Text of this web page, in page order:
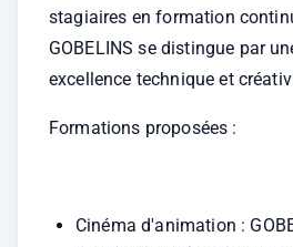
stagiaires en formation
GOBELINS se distingue par
excellence technique et
Formations proposées :
Cinéma d'animation :